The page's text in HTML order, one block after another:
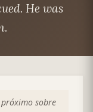
He was
sobre